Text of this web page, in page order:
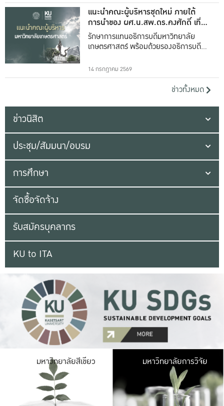
แนะนำคณะผู้บริหารชุดใหม่ ภายใต้
การนำของ ผศ.น.สพ.ดร.คงศักดิ์ เที่ยง
ธรรม
รักษาการแทนอธิการบดีมหาวิทยาลัย
เกษตรศาสตร์ พร้อมด้วยรองอธิการบดีทั้ง
14 กรกฎาคม 2569
ข่าวทั้งหมด
ข่าวนิสิต
ประชุม/สัมมนา/อบรม
การศึกษา
จัดซื้อจัดจ้าง
รับสมัครบุคลากร
KU to ITA
มหาวิทยาลัยสีเขียว มหาวิ
มีพื้นที่เขียวสดใส
เป็นป่าในเมือง เกษต
มหาวิทยาลัยการวิจัย